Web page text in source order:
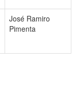
José Ramiro
Pimenta